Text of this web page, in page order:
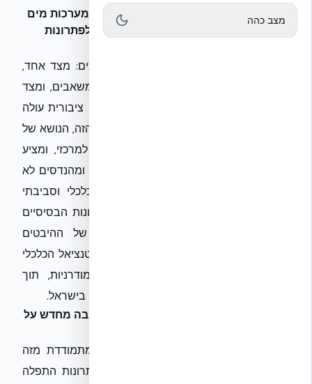
המהפכה הכחולה בענף הבנייה בישראל: מערכות מים
אפורים חוסכות, יעילות ורווחיות – מעבר לפתרונות
ענף הבנייה הישראלי ניצב בפני צומת דרכים: מצד אחד,
צורך הולך וגובר לביסוס קיימות וחיסכון במשאבים, ומצד
שני – דרישות רגולטוריות מחמירות ותודעה ציבורית עולה
לחשיבות השמירה על הסביבה. בלב השיח הזה, הנושא של
מים אפורים ומערכות מיחזור מים הופך למרכזי, ומציע
הזדמנות אמיתית ליזמים, קבלנים, אדריכלים ומהנדסים לא
רק לעמוד בתקנים אלא גם לייצר ערך כלכלי וסביבתי
משמעותי. המאמר הזה לא יחזור על העקרונות הבסיסיים
של מים אפורים, אלא יצלול לעומקם של ההיבטים
האסטרטגיים, הטכנולוגיים המתקדמים והפוטנציאל הכלכלי
הגלום בהטמעת מערכות מיחזור מים מודרניות, תוך
התייחסות למציאות הייחודית של ענף הבנייה בישראל.
התמודדות עם אתגרי המים בישראל: חשיבה מחדש על
ישראל, בהיותה מדינה מדברית למחצה, מתמודדת מזה
עשורים עם אתגרי מים חמורים. בעוד פתרונות התפלה
מצב כהה